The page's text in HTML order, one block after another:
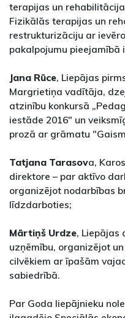
terapijas un
Fizikālās terapijas un
restrukturizāciju ar
pakalpojumu pieejamībā
Jana Rūce, Liepājas
Margrietiņa vadītāja,
atzinību konkursā
iestāde 2016" un
prozā ar grāmatu
Tatjana Tarasova,
direktore – par aktīvo
organizējot nodarbības
līdzdarboties;
Mārtiņš Urdze, Liepājas
uzņēmību, organizējot
cilvēkiem ar īpašām
sabiedrībā.
Par Goda liepājnieku